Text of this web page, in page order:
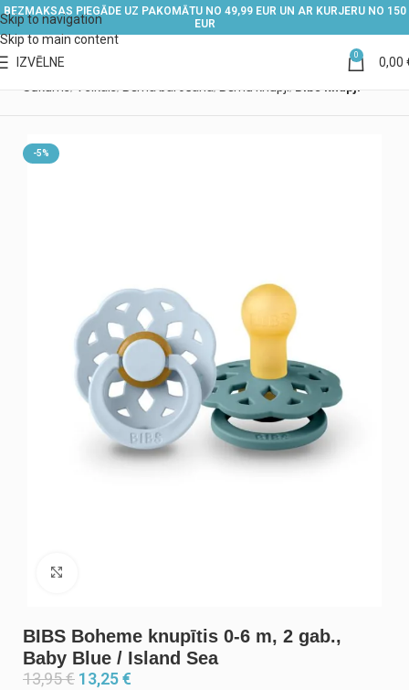
Skip to navigation
Skip to main content
BEZMAKSAS PIEGĀDE UZ PAKOMĀTU NO 49,99 EUR UN AR KURJERU NO 150
EUR
IZVĒLNE 0 0,00
-5%
BIBS Boheme knupītis 0-6 m, 2 gab.,
Baby Blue / Island Sea
13,95€ 13,25€